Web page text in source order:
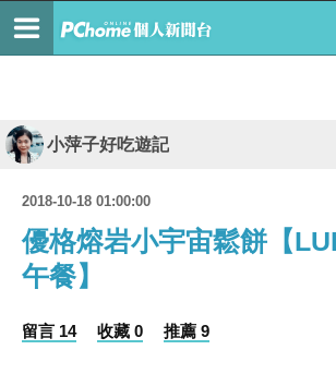
小萍子好吃遊記
2018-10-18 01:00:00
優格熔岩小宇宙鬆餅【
午餐】
留言 14 收藏 0 推薦 9